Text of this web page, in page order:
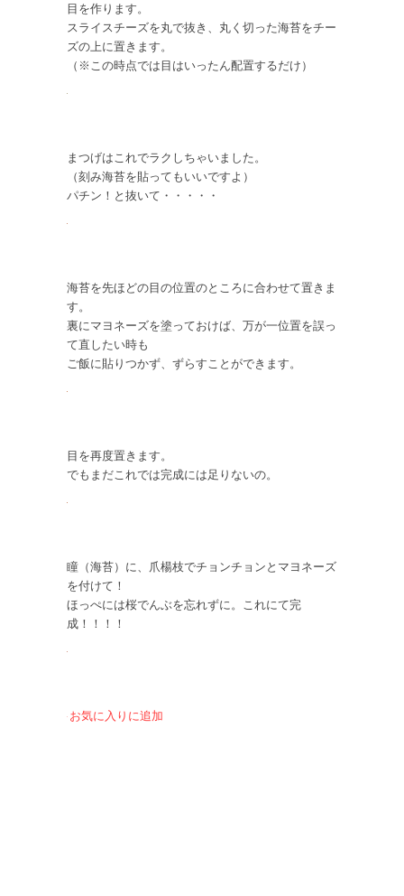
目を作ります。
スライスチーズを丸で抜き、丸く切った海苔をチー
ズの上に置きます。
（※この時点では目はいったん配置するだけ）
まつげはこれでラクしちゃいました。
（刻み海苔を貼ってもいいですよ）
パチン！と抜いて・・・・・
海苔を先ほどの目の位置のところに合わせて置きま
す。
裏にマヨネーズを塗っておけば、万が一位置を誤っ
て直したい時も
ご飯に貼りつかず、ずらすことができます。
目を再度置きます。
でもまだこれでは完成には足りないの。
瞳（海苔）に、爪楊枝でチョンチョンとマヨネーズ
を付けて！
ほっぺには桜でんぶを忘れずに。これにて完
成！！！！
お気に入りに追加